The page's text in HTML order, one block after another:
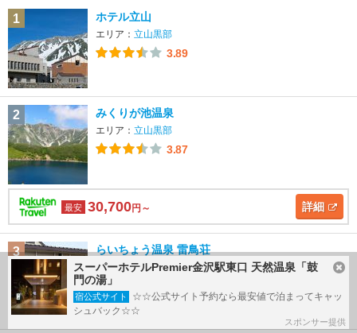
1
ホテル立山
エリア： 立山黒部
3.89
2 みくりが池温泉
エリア： 立山黒部
3.87
最安 30,700円～ 詳細
3 らいちょう温泉 雷鳥荘
エリア：立山黒部
スーパーホテルPremier金沢駅東口 天然温泉「鼓
門の湯」
宿公式サイト
☆☆公式サイト予約なら最安値で泊まってキャッ
シュバック☆☆
スポンサー提供